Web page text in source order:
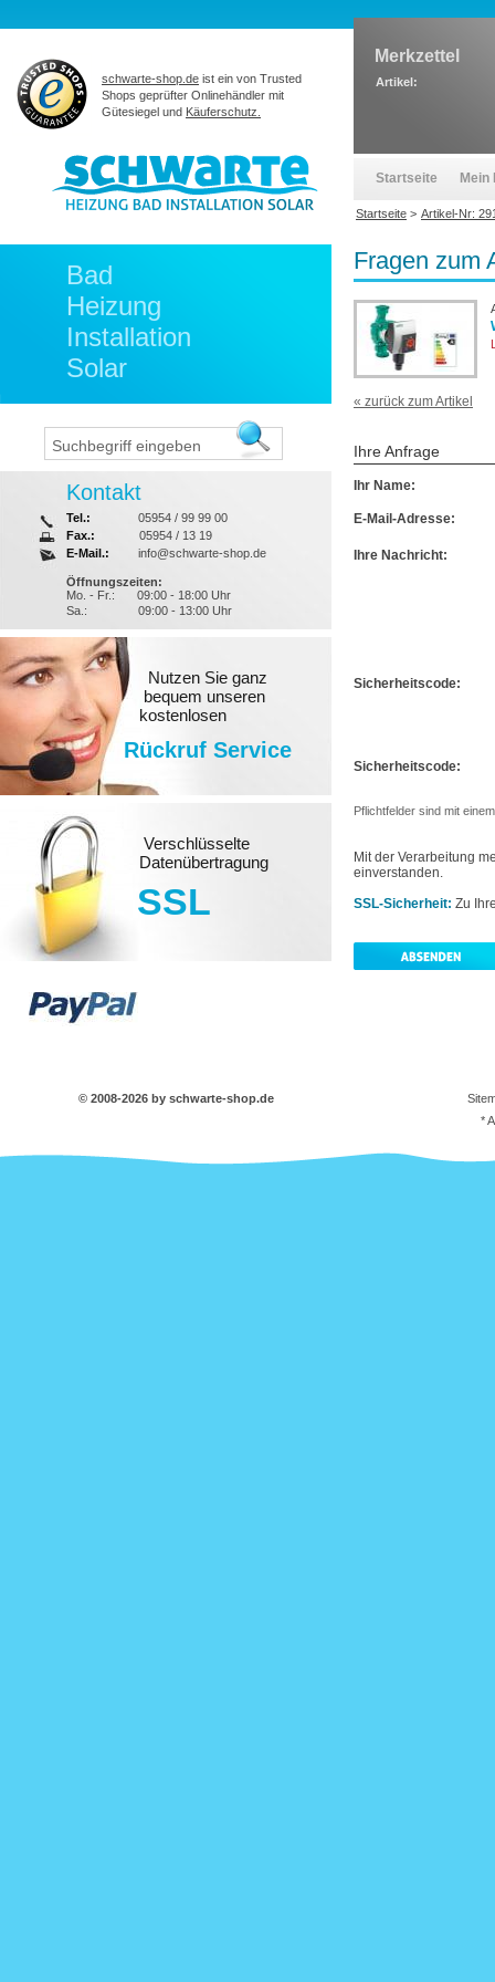
Fragen zum
« zurück zum Artikel
Ihre Anfrage
Ihr Name:
E-Mail-Adresse:
Ihre Nachricht:
Sicherheitscode:
Sicherheitscode:
Pflichtfelder sind mit
Mit der Verarbeitung
einverstanden.
SSL-Sicherheit: Zu
Bad
Heizung
Installation
Solar
Kontakt
Tel.:
05954 / 99 99 00
Fax.:
05954 / 13 19
E-Mail.:
info@schwarte-shop.de
Öffnungszeiten:
Mo. - Fr.:
09:00 - 18:00 Uhr
Sa.:
09:00 - 13:00 Uhr
Nutzen Sie ganz
bequem unseren
kostenlosen
Rückruf Service
Verschlüsselte
Datenübertragung
SSL
schwarte-shop.de ist ein von Trusted
Shops geprüfter Onlinehändler mit
Gütesiegel und Käuferschutz.
Merkzettel
Artikel:
Startseite Mein
Startseite > Artikel-Nr:
© 2008-2026 by schwarte-shop.de
*